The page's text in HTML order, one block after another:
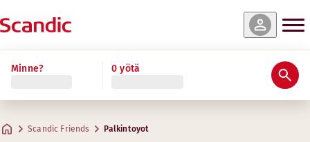
Minne? 0 yötä
Scandic Friends Palkintoyot
Tarjoushintaiset palkintoyöt voi maksaa ainoastaan